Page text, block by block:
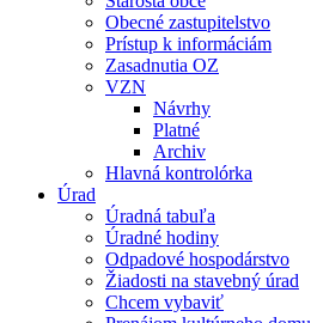
Obecné zastupitelstvo
Prístup k informáciám
Zasadnutia OZ
VZN
Návrhy
Platné
Archiv
Hlavná kontrolórka
Úrad
Úradná tabuľa
Úradné hodiny
Odpadové hospodárstvo
Žiadosti na stavebný úrad
Chcem vybaviť